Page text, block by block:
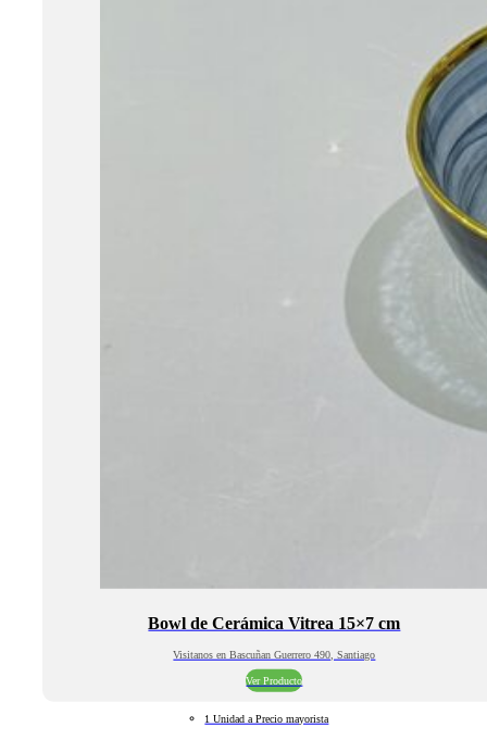
Bowl de Cerámica Vitrea 15×7 cm
Visitanos en Bascuñan Guerrero 490, Santiago
Ver Producto
1 Unidad a Precio mayorista